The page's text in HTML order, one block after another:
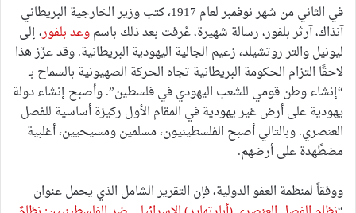
في الثاني من شهر نوفمبر لعام 1917، كتب وزير الخارجية البريطاني
آنذاك، آرثر بلفور، رسالة شهيرة، عُرفت بعد ذلك باسموعد بلفور، إلى
ليونيل والتر روتشيلد، زعيم الجالية اليهودية البريطانية. وقد عزّز هذا
لاحقًا التزام الحكومة البريطانية تجاه الحركة الصهيونية بالسماح بـ
“إنشاء وطن قومي للشعب اليهودي في فلسطين”. وأصبح إنشاء دولة
يهودية على أرض غير يهودية في المقام الأول ركيزة أساسية للفصل
العنصري. وبالتالي أصبح الفلسطينيون، مسلمين ومسيحيين، أغلبية
مضطَّهدة على أرضهم.
ووفقاً لمنظمة العفو الدولية، فإن التقرير الشامل الذي يحمل عنوان